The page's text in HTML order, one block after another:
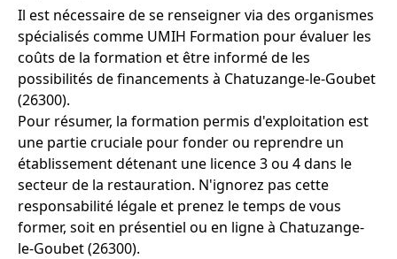
Il est nécessaire de se renseigner via des organismes
spécialisés comme UMIH Formation pour évaluer les
coûts de la formation et être informé de les
possibilités de financements à Chatuzange-le-Goubet
(26300).
Pour résumer, la formation permis d'exploitation est
une partie cruciale pour fonder ou reprendre un
établissement détenant une licence 3 ou 4 dans le
secteur de la restauration. N'ignorez pas cette
responsabilité légale et prenez le temps de vous
former, soit en présentiel ou en ligne à Chatuzange-
le-Goubet (26300).